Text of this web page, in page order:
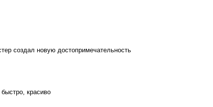
создал новую достопримечательность
красиво